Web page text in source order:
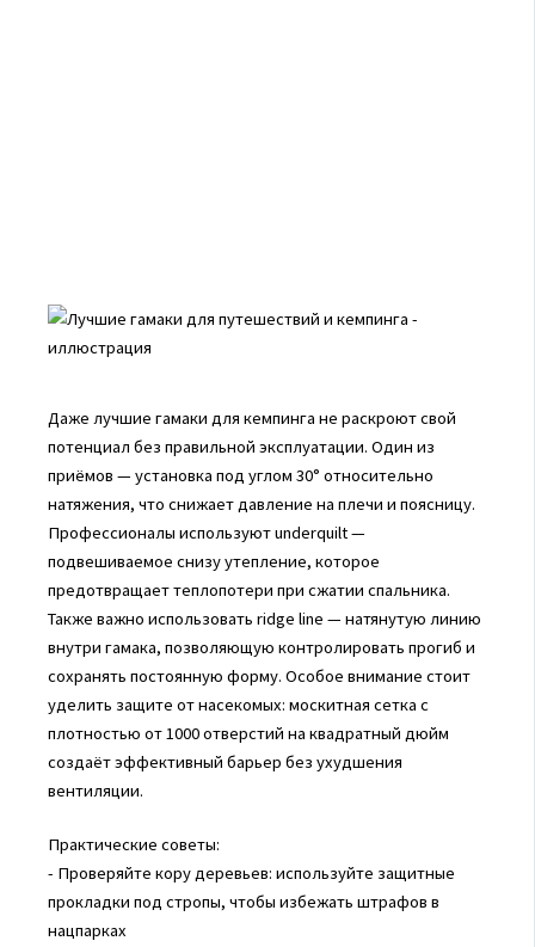
Даже лучшие гамаки для кемпинга не раскроют свой
потенциал без правильной эксплуатации. Один из
приёмов — установка под углом 30° относительно
натяжения, что снижает давление на плечи и поясницу.
Профессионалы используют underquilt —
подвешиваемое снизу утепление, которое
предотвращает теплопотери при сжатии спальника.
Также важно использовать ridge line — натянутую линию
внутри гамака, позволяющую контролировать прогиб и
сохранять постоянную форму. Особое внимание стоит
уделить защите от насекомых: москитная сетка с
плотностью от 1000 отверстий на квадратный дюйм
создаёт эффективный барьер без ухудшения
вентиляции.
Практические советы:
- Проверяйте кору деревьев: используйте защитные
прокладки под стропы, чтобы избежать штрафов в
нацпарках